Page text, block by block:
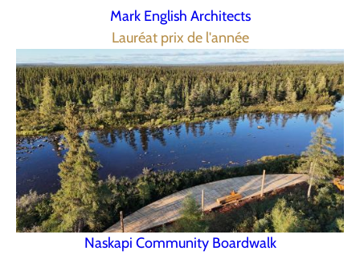
Mark English Architects
Lauréat prix de l'année
Naskapi Community Boardwalk